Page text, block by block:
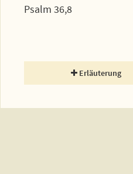
Psalm 36,8
Erläuterung